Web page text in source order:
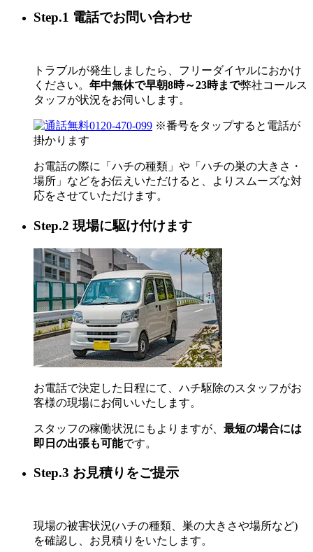
Step.1 電話でお問い合わせ
トラブルが発生しましたら、フリーダイヤルにおかけ
ください。 年中無休で早朝8時～23時まで弊社コールス
タッフが状況をお伺いします。
0120-470-099 ※番号をタップすると電話が
掛かります
お電話の際に「ハチの種類」や「ハチの巣の大きさ・
場所」などをお伝えいただけると、よりスムーズな対
応をさせていただけます。
Step.2 現場に駆け付けます
お電話で決定した日程にて、ハチ駆除のスタッフがお
客様の現場にお伺いいたします。
スタッフの稼働状況にもよりますが、 最短の場合には
即日の出張も可能です。
Step.3 お見積りをご提示
現場の被害状況(ハチの種類、巣の大きさや場所など)
を確認し、お見積りをいたします。